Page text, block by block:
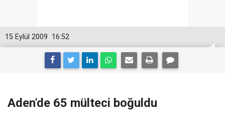
16:52
15 Eylül 2009
Aden'de 65 mülteci boğuldu